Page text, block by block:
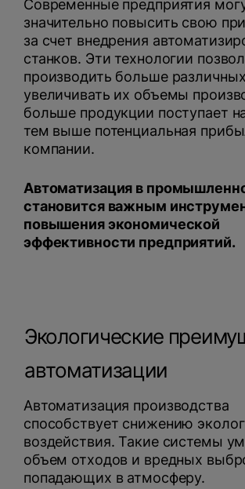
Современные предприятия
значительно повысить свою
за счет внедрения
станков. Эти технологии
производить больше
увеличивать их объемы
больше продукции поступает
тем выше потенциальная
компании.
Автоматизация в
становится важным
повышения экономической
эффективности предприятий.
Экологические
автоматизации
Автоматизация производства
способствует снижению
воздействия. Такие системы
объем отходов и вредных
попадающих в атмосферу.